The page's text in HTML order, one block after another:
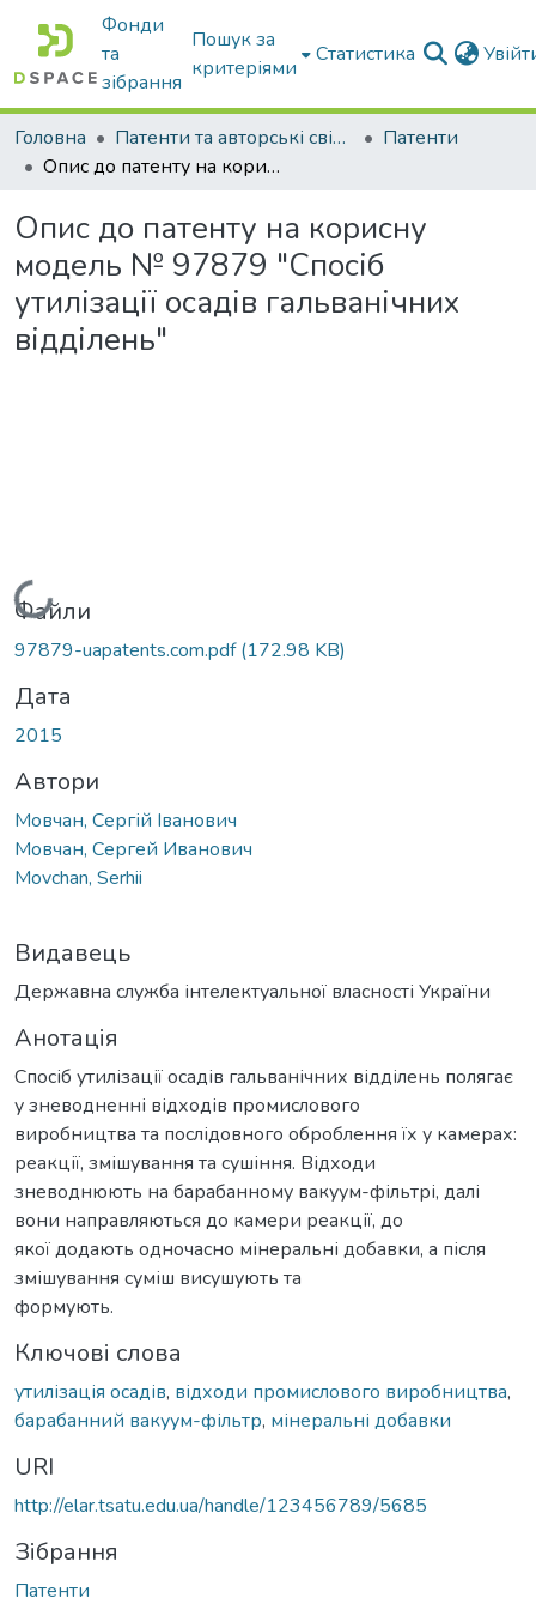
Фонди
та
зібрання
Пошук за
критеріями
Статистика
Головна Патенти та авторські свідоцтва
Патенти
Опис до патенту на корисну модель № 97879 "Спосіб утилізації осадів гальванічних відділень"
Опис до патенту на корисну
модель № 97879 "Спосіб
утилізації осадів гальванічних
відділень"
Вантажиться...
Файли
97879-uapatents.com.pdf(172.98 KB)
Дата
2015
Автори
Мовчан, Сергій Іванович
Мовчан, Сергей Иванович
Movchan, Serhii
Видавець
Державна служба інтелектуальної власності України
Анотація
Спосіб утилізації осадів гальванічних відділень полягає
у зневодненні відходів промислового
виробництва та послідовного оброблення їх у камерах:
реакції, змішування та сушіння. Відходи
зневоднюють на барабанному вакуум-фільтрі, далі
вони направляються до камери реакції, до
якої додають одночасно мінеральні добавки, а після
змішування суміш висушують та
формують.
Ключові слова
утилізація осадів, відходи промислового виробництва,
барабанний вакуум-фільтр, мінеральні добавки
URI
http://elar.tsatu.edu.ua/handle/123456789/5685
Зібрання
Патенти